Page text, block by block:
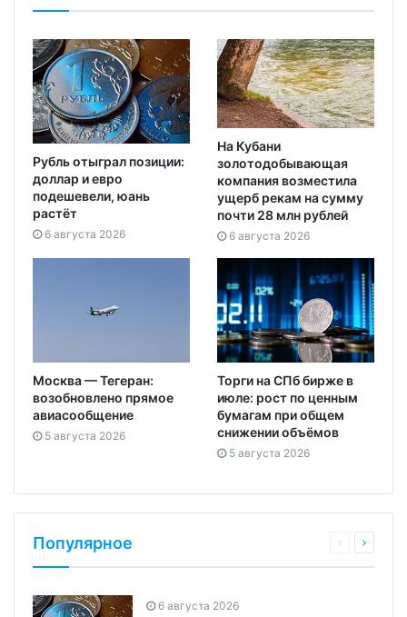
Рубль отыграл позиции:
доллар и евро
подешевели, юань
растёт
6 августа 2026
На Кубани
золотодобывающая
компания возместила
ущерб рекам на сумму
почти 28 млн рублей
6 августа 2026
Москва — Тегеран:
возобновлено прямое
авиасообщение
5 августа 2026
Торги на СПб бирже в
июле: рост по ценным
бумагам при общем
снижении объёмов
5 августа 2026
Популярное
6 августа 2026